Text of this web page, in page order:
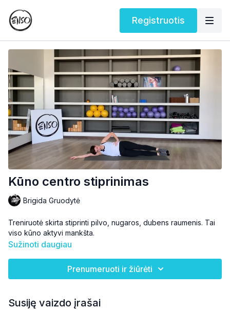
Registruotis
Kūno centro stiprinimas
Brigida Gruodytė
Treniruotė skirta stiprinti pilvo, nugaros, dubens raumenis. Tai
viso kūno aktyvi mankšta.
Sužinoti daugiau
Prenumeruoti ir žiūrėti
Susiję vaizdo įrašai